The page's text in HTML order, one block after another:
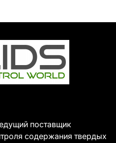
поставщик
содержания твердых